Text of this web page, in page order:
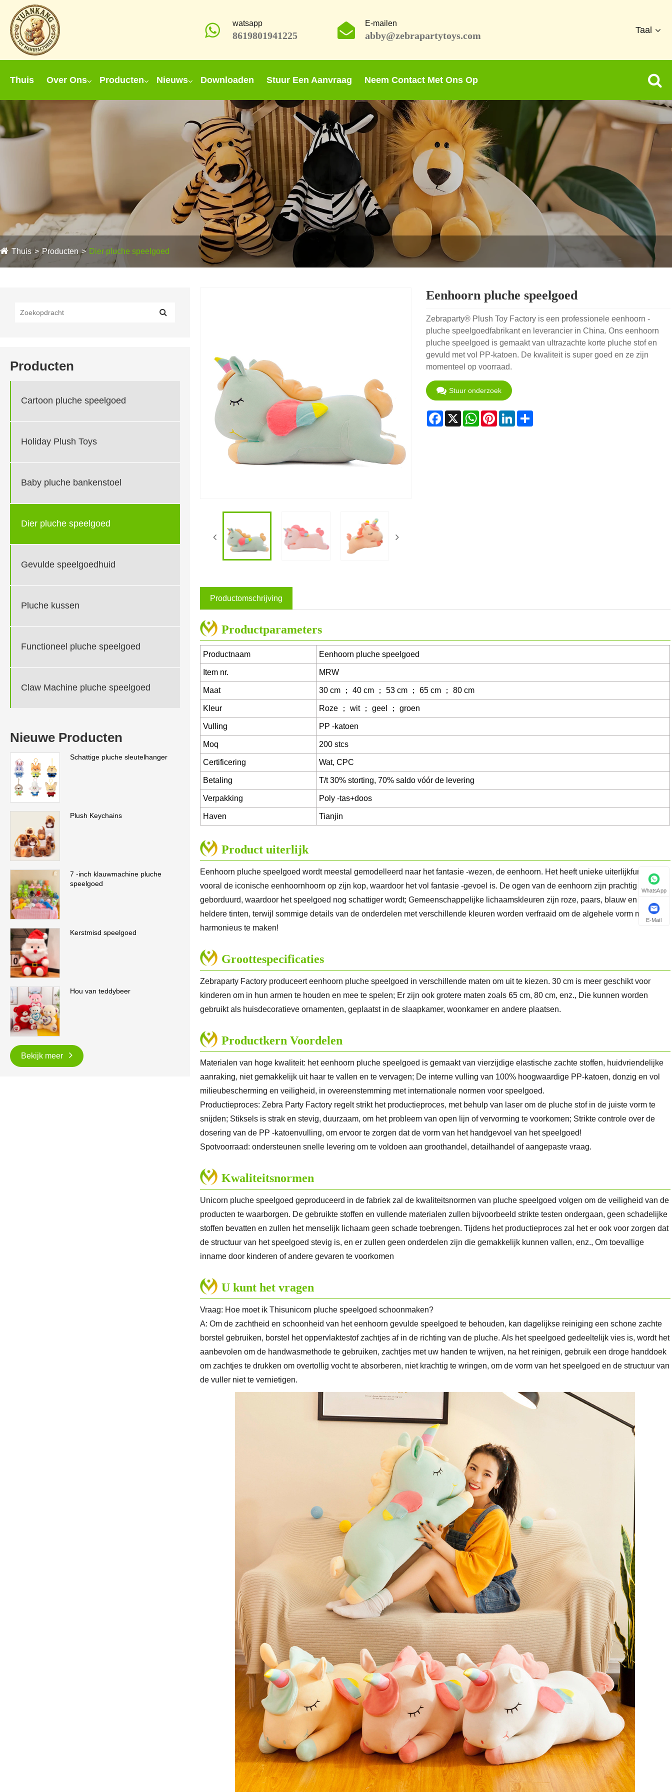
watsapp
8619801941225
E-mailen
abby@zebrapartytoys.com
Taal
Thuis Over Ons Producten Nieuws Downloaden Stuur Een Aanvraag Neem Contact Met Ons Op
Thuis Producten Dier pluche speelgoed
Producten
Cartoon pluche speelgoed
Holiday Plush Toys
Baby pluche bankenstoel
Dier pluche speelgoed
Gevulde speelgoedhuid
Pluche kussen
Functioneel pluche speelgoed
Claw Machine pluche speelgoed
Nieuwe Producten
Schattige pluche sleutelhanger
Plush Keychains
7 -inch klauwmachine pluche
speelgoed
Kerstmisd speelgoed
Hou van teddybeer
Bekijk meer
Eenhoorn pluche speelgoed
Zebraparty® Plush Toy Factory is een professionele eenhoorn -
pluche speelgoedfabrikant en leverancier in China. Ons eenhoorn
pluche speelgoed is gemaakt van ultrazachte korte pluche stof en
gevuld met vol PP-katoen. De kwaliteit is super goed en ze zijn
momenteel op voorraad.
Stuur onderzoek
Facebook
X WhatsApp
PinterestLinkedInShare
Productomschrijving
Productparameters
Productnaam Eenhoorn pluche speelgoed
Item nr. MRW
Maat 30 cm ； 40 cm ； 53 cm ； 65 cm ； 80 cm
Kleur Roze ； wit ； geel ； groen
Vulling PP -katoen
Moq 200 stcs
Certificering Wat, CPC
Betaling T/t 30% storting, 70% saldo vóór de levering
Verpakking Poly -tas+doos
Haven Tianjin
Product uiterlijk
Eenhoorn pluche speelgoed wordt meestal gemodelleerd naar het fantasie -wezen, de eenhoorn. Het heeft unieke uiterlijkfuncties,
vooral de iconische eenhoornhoorn op zijn kop, waardoor het vol fantasie -gevoel is. De ogen van de eenhoorn zijn prachtig
geborduurd, waardoor het speelgoed nog schattiger wordt; Gemeenschappelijke lichaamskleuren zijn roze, paars, blauw en andere
heldere tinten, terwijl sommige details van de onderdelen met verschillende kleuren worden verfraaid om de algehele vorm meer
harmonieus te maken!
Groottespecificaties
Zebraparty Factory produceert eenhoorn pluche speelgoed in verschillende maten om uit te kiezen. 30 cm is meer geschikt voor
kinderen om in hun armen te houden en mee te spelen; Er zijn ook grotere maten zoals 65 cm, 80 cm, enz., Die kunnen worden
gebruikt als huisdecoratieve ornamenten, geplaatst in de slaapkamer, woonkamer en andere plaatsen.
Productkern Voordelen
Materialen van hoge kwaliteit: het eenhoorn pluche speelgoed is gemaakt van vierzijdige elastische zachte stoffen, huidvriendelijke
aanraking, niet gemakkelijk uit haar te vallen en te vervagen; De interne vulling van 100% hoogwaardige PP-katoen, donzig en vol
milieubescherming en veiligheid, in overeenstemming met internationale normen voor speelgoed.
Productieproces: Zebra Party Factory regelt strikt het productieproces, met behulp van laser om de pluche stof in de juiste vorm te
snijden; Stiksels is strak en stevig, duurzaam, om het probleem van open lijn of vervorming te voorkomen; Strikte controle over de
dosering van de PP -katoenvulling, om ervoor te zorgen dat de vorm van het handgevoel van het speelgoed!
Spotvoorraad: ondersteunen snelle levering om te voldoen aan groothandel, detailhandel of aangepaste vraag.
Kwaliteitsnormen
Unicorn pluche speelgoed geproduceerd in de fabriek zal de kwaliteitsnormen van pluche speelgoed volgen om de veiligheid van de
producten te waarborgen. De gebruikte stoffen en vullende materialen zullen bijvoorbeeld strikte testen ondergaan, geen schadelijke
stoffen bevatten en zullen het menselijk lichaam geen schade toebrengen. Tijdens het productieproces zal het er ook voor zorgen dat
de structuur van het speelgoed stevig is, en er zullen geen onderdelen zijn die gemakkelijk kunnen vallen, enz., Om toevallige
inname door kinderen of andere gevaren te voorkomen
U kunt het vragen
Vraag: Hoe moet ik Thisunicorn pluche speelgoed schoonmaken?
A: Om de zachtheid en schoonheid van het eenhoorn gevulde speelgoed te behouden, kan dagelijkse reiniging een schone zachte
borstel gebruiken, borstel het oppervlaktestof zachtjes af in de richting van de pluche. Als het speelgoed gedeeltelijk vies is, wordt het
aanbevolen om de handwasmethode te gebruiken, zachtjes met uw handen te wrijven, na het reinigen, gebruik een droge handdoek
om zachtjes te drukken om overtollig vocht te absorberen, niet krachtig te wringen, om de vorm van het speelgoed en de structuur van
de vuller niet te vernietigen.
WhatsApp
E-Mail